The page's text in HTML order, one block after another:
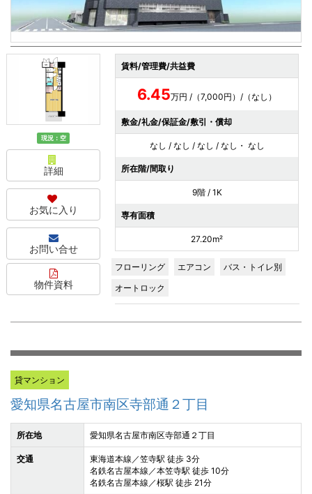
現況：空
詳細
お気に入り
お問い合せ
物件資料
賃料/管理費/共益費
6.45万円 /（7,000円）/（なし）
敷金/礼金/保証金/敷引・償却
なし / なし / なし / なし・ なし
所在階/間取り
9階 / 1K
専有面積
27.20m²
フローリング エアコン
バス・トイレ別
オートロック
貸マンション
愛知県名古屋市南区寺部通２丁目
所在地 愛知県名古屋市南区寺部通２丁目
交通
東海道本線／笠寺駅 徒歩 3分
名鉄名古屋本線／本笠寺駅 徒歩 10分
名鉄名古屋本線／桜駅 徒歩 21分